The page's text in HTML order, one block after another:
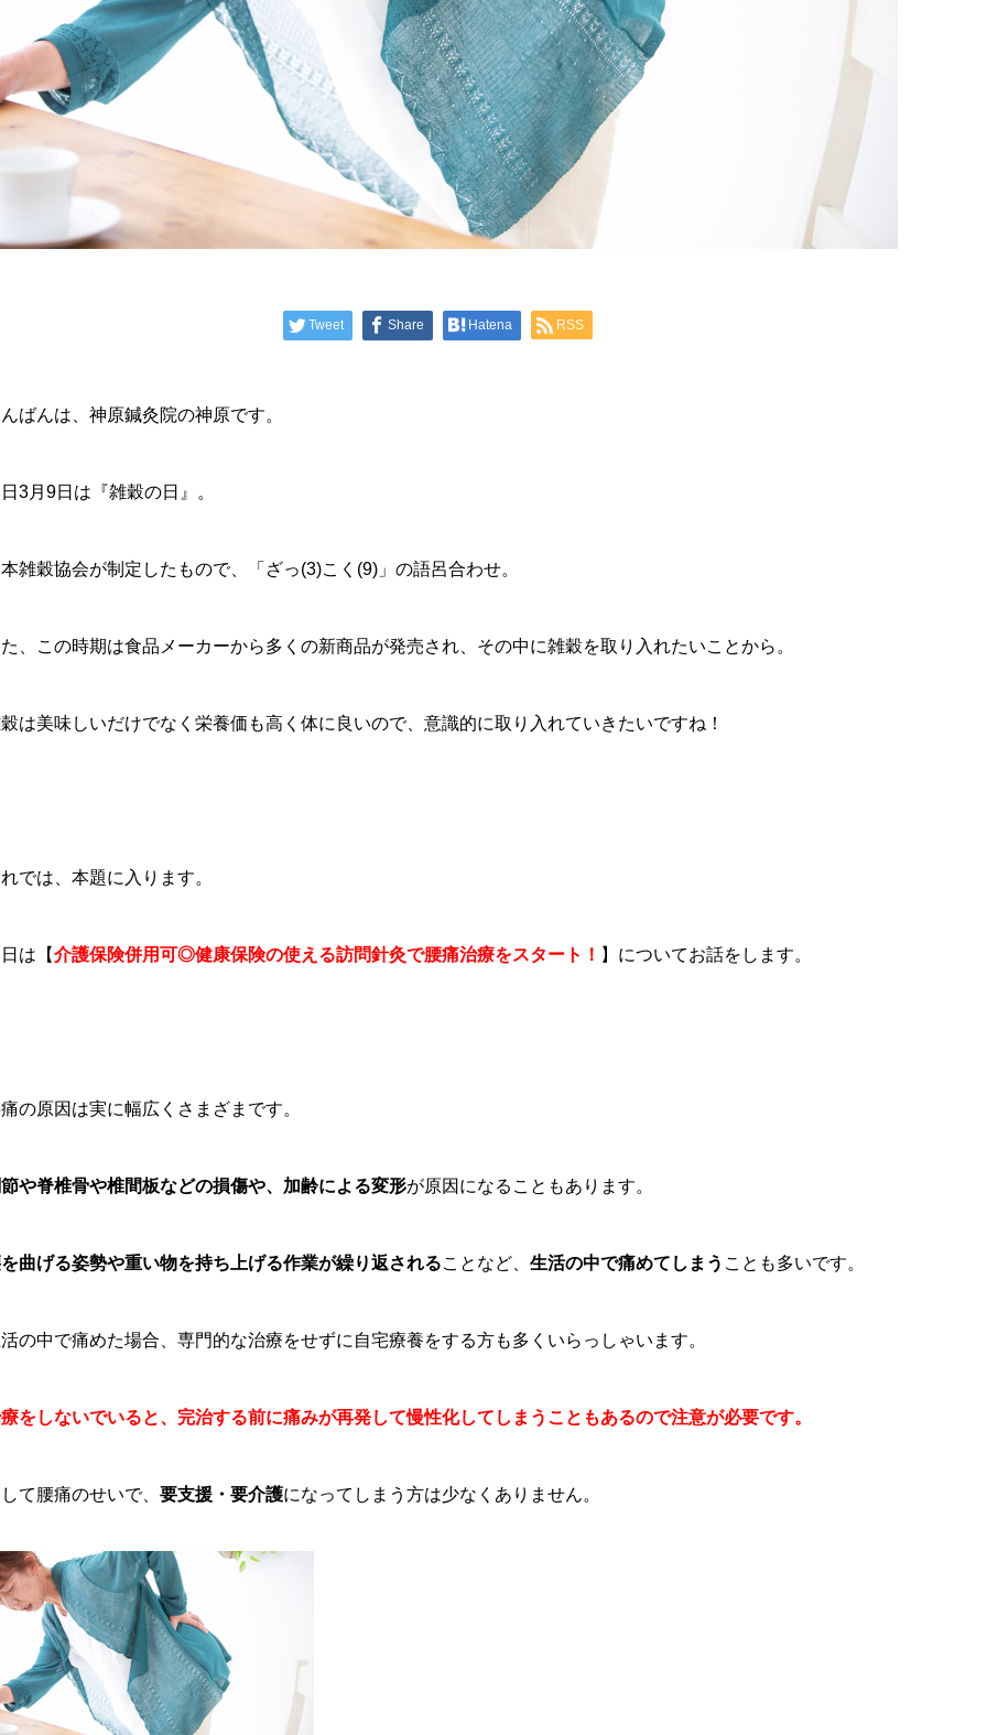
Tweet Share Hatena RSS
ばんは、神原鍼灸院の神原です。
3月9日は『雑穀の日』。
雑穀協会が制定したもので、「ざっ(3)こく(9)」の語呂合わせ。
、この時期は食品メーカーから多くの新商品が発売され、その中に雑穀を取り入れたいことから。
は美味しいだけでなく栄養価も高く体に良いので、意識的に取り入れていきたいですね！
では、本題に入ります。
は【介護保険併用可◎健康保険の使える訪問針灸で腰痛治療をスタート！ 】についてお話をします。
の原因は実に幅広くさまざまです。
や脊椎骨や椎間板などの損傷や、加齢による変形が原因になることもあります。
曲げる姿勢や重い物を持ち上げる作業が繰り返されることなど、 生活の中で痛めてしまう ことも多いです。
の中で痛めた場合、専門的な治療をせずに自宅療養をする方も多くいらっしゃいます。
をしないでいると、完治する前に痛みが再発して慢性化してしまうこともあるので注意が必要です。
て腰痛のせいで、 要支援・要介護になってしまう方は少なくありません。